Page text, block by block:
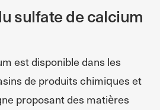
sulfate de calcium
est disponible dans les
de produits chimiques et
proposant des matières